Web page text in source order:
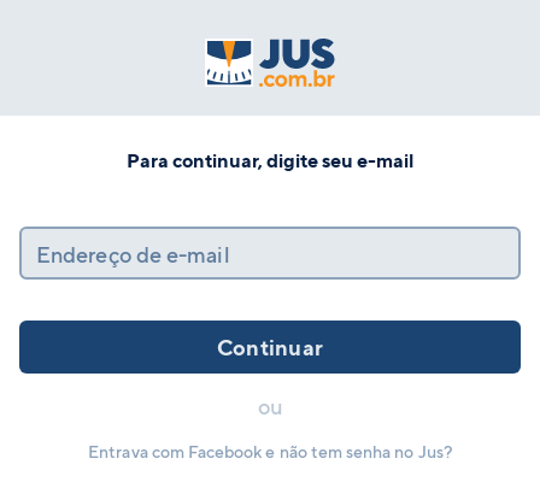
Para continuar, digite seu e-mail
Endereço de e-mail
Continuar
ou
Entrava com Facebook e não tem senha no Jus?